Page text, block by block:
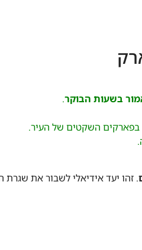
בשעות הבוקר.
. זהו יעד אידיאלי לשבור את שגרת